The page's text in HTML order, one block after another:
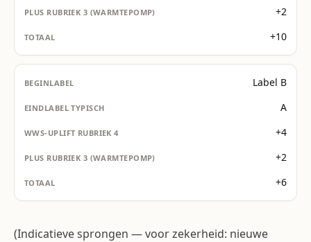
+2
+10
Label B
A
+4
+2
+6
(Indicatieve sprongen — voor zekerheid: nieuwe